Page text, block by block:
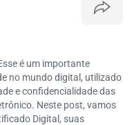
é um importante
no mundo digital, utilizado
e confidencialidade das
Neste post, vamos
Digital, suas